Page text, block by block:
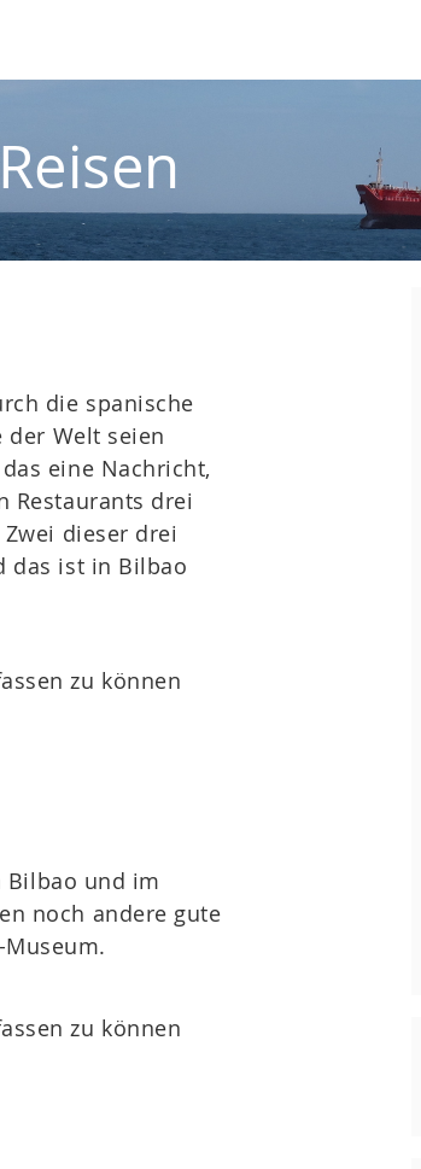
die spanische
der Welt seien
eine Nachricht,
Restaurants drei
dieser drei
das ist in Bilbao
zu können
Bilbao und im
noch andere gute
zu können